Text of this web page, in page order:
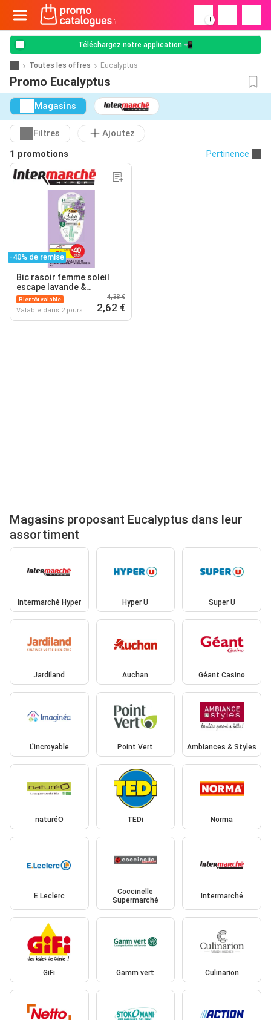
!
Téléchargez notre application 📲
Toutes les offres Eucalyptus
Promo Eucalyptus
Magasins
Filtres
Ajoutez
1 promotions
Pertinence
-40% de remise
Bic rasoir femme soleil
escape lavande &
eucalyptus 3 lames x3
Bientôt valable
Valable dans 2 jours
4,38 €
2,62 €
Magasins proposant Eucalyptus dans leur
assortiment
Intermarché Hyper Hyper U Super U
Jardiland Auchan Géant Casino
L'incroyable Point Vert Ambiances & Styles
naturéO TEDi Norma
E.Leclerc
Coccinelle
Supermarché
Intermarché
GiFi Gamm vert Culinarion